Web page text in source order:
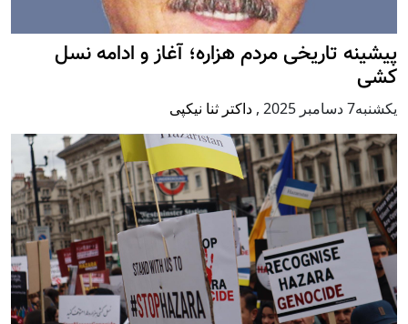
پيشينه تاريخی مردم هزاره؛ آغاز و ادامه نسل
کشی
يكشنبه7 دسامبر 2025 , داکتر ثنا نیکپی